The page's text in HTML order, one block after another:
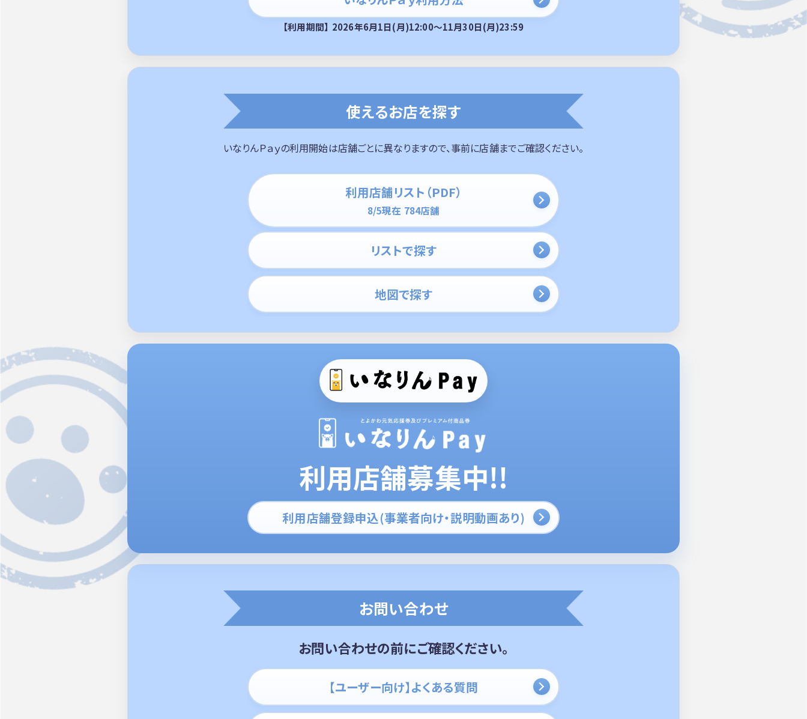
【利用期間】 2026年6月1日(月)12:00～11月30日(月)23:59
使えるお店を探す
いなりんＰａｙの利用開始は店舗ごとに異なりますので、事前に店舗までご確認ください。
利用店舗リスト（PDF）
8/5現在 784店舗
リストで探す
地図で探す
利用店舗募集中!!
利用店舗登録申込(事業者向け・説明動画あり)
お問い合わせ
お問い合わせの前にご確認ください。
【ユーザー向け】よくある質問